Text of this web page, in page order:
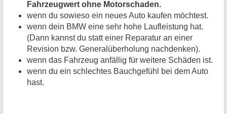
Fahrzeugwert ohne Motorschaden.
wenn du sowieso ein neues Auto kaufen möchtest.
wenn dein BMW eine sehr hohe Laufleistung hat.
(Dann kannst du statt einer Reparatur an einer
Revision bzw. Generalüberholung nachdenken).
wenn das Fahrzeug anfällig für weitere Schäden ist.
wenn du ein schlechtes Bauchgefühl bei dem Auto
hast.